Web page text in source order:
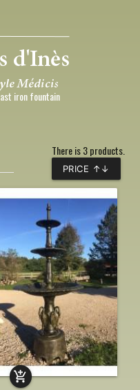
iron fountain
There is 3 products.
PRICE ↑↓